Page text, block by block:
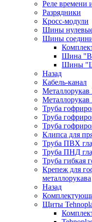
Реле времени
Разрядники
Кросс-модули
Шины
Шины
Шина
Шины
Назад
Кабель-канал
Труба
Труба
Труба
Клипса для
Труба ПВХ
Труба ПНД
Труба гибкая
Крепеж для
металлорукава
Назад
Щиты